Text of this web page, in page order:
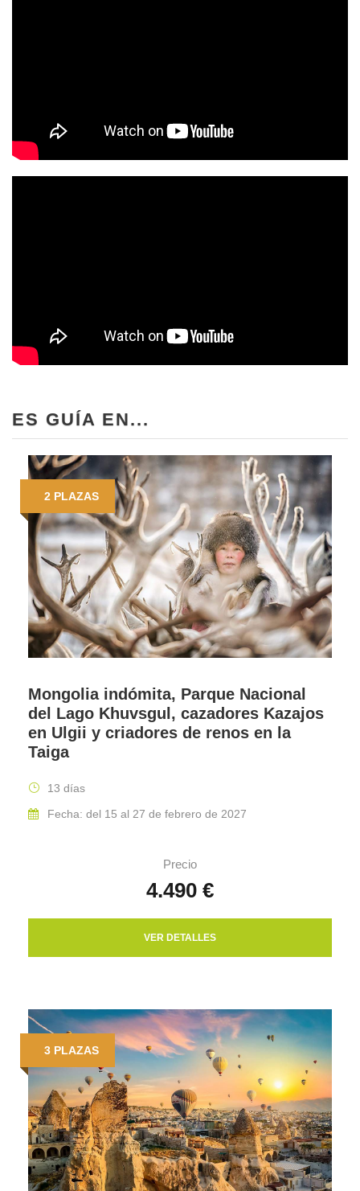
ES GUÍA EN...
2 PLAZAS
Mongolia indómita, Parque Nacional
del Lago Khuvsgul, cazadores Kazajos
en Ulgii y criadores de renos en la
Taiga
13 días
Fecha: del 15 al 27 de febrero de 2027
Precio
4.490 €
VER DETALLES
3 PLAZAS